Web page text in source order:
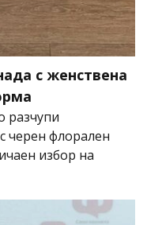
с женствена
разчупи
черен флорален
избор на